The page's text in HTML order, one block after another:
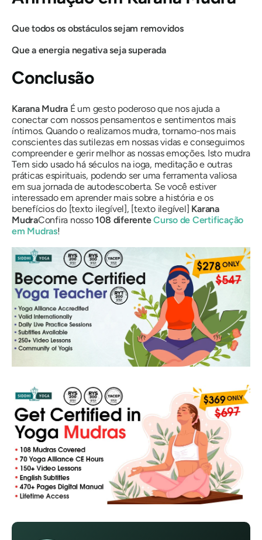
Que todos os obstáculos sejam removidos
Que a energia negativa seja superada
Conclusão
Karana Mudra É um gesto poderoso que nos ajuda a
conectar com nossos pensamentos e sentimentos mais
íntimos. Quando o realizamos mudra, tornamo-nos mais
conscientes das sutilezas em nossas vidas e conseguimos
compreender e gerir melhor as nossas emoções. Isto mudra
Tem sido usado há séculos na ioga, meditação e outras
práticas espirituais, podendo ser uma ferramenta valiosa
em sua jornada de autodescoberta. Se você estiver
interessado em aprender mais sobre a história e os
benefícios do [texto ilegível], [texto ilegível] Karana
MudraConfira nosso108 diferenteCurso de Certificação
em Mudras!